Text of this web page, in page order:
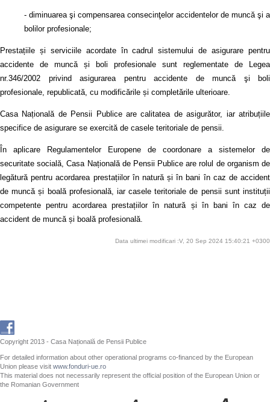
- diminuarea şi compensarea consecinţelor accidentelor de muncă şi a
bolilor profesionale;
Prestațiile și serviciile acordate în cadrul sistemului de asigurare pentru
accidente de muncă și boli profesionale sunt reglementate de Legea
nr.346/2002 privind asigurarea pentru accidente de muncă şi boli
profesionale, republicată, cu modificările și completările ulterioare.
Casa Națională de Pensii Publice are calitatea de asigurător, iar atribuțiile
specifice de asigurare se exercită de casele teritoriale de pensii.
În aplicare Regulamentelor Europene de coordonare a sistemelor de
securitate socială, Casa Națională de Pensii Publice are rolul de organism de
legătură pentru acordarea prestațiilor în natură și în bani în caz de accident
de muncă și boală profesională, iar casele teritoriale de pensii sunt instituții
competente pentru acordarea prestațiilor în natură și în bani în caz de
accident de muncă și boală profesională.
Data ultimei modificari :V, 20 Sep 2024 15:40:21 +0300
Copyright 2013 - Casa Națională de Pensii Publice
For detailed information about other operational programs co-financed by the European
Union please visit www.fonduri-ue.ro
This material does not necessarily represent the official position of the European Union or
the Romanian Government